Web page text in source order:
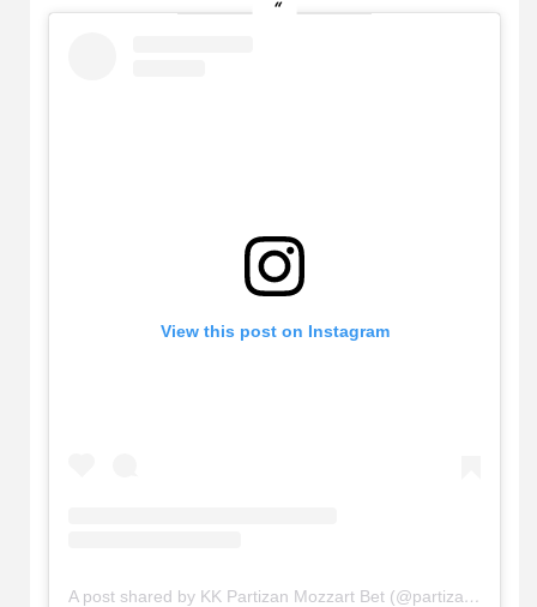
View this post on Instagram
A post shared by KK Partizan Mozzart Bet (@partizanbc)